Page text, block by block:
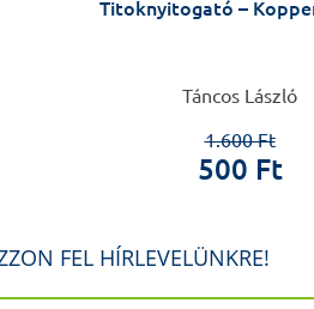
Titoknyitogató –
Táncos László
1.600 Ft
500 Ft
FEL HÍRLEVELÜNKRE!